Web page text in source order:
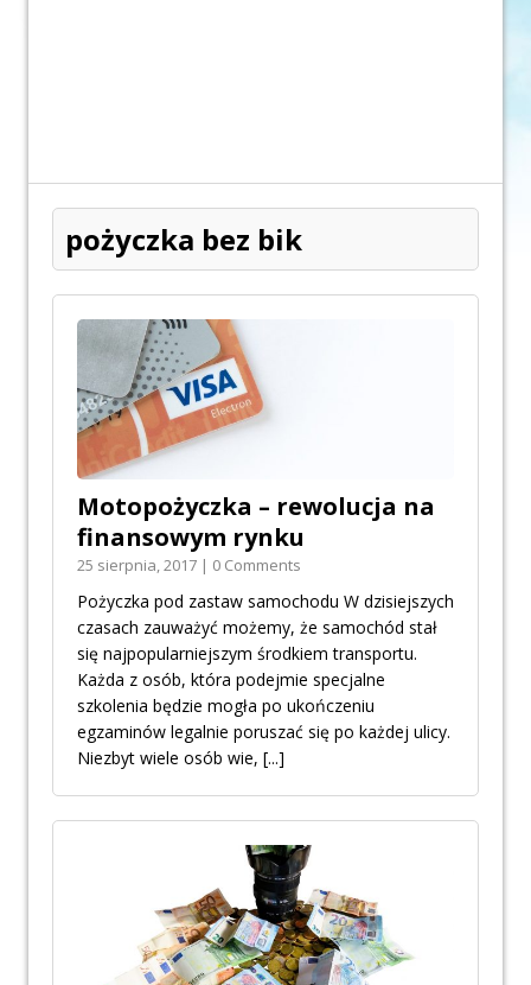
pożyczka bez bik
Motopożyczka – rewolucja na
finansowym rynku
25 sierpnia, 2017 | 0 Comments
Pożyczka pod zastaw samochodu W dzisiejszych
czasach zauważyć możemy, że samochód stał
się najpopularniejszym środkiem transportu.
Każda z osób, która podejmie specjalne
szkolenia będzie mogła po ukończeniu
egzaminów legalnie poruszać się po każdej ulicy.
Niezbyt wiele osób wie, [...]